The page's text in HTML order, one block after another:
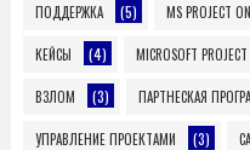
ПОДДЕРЖКА (5) MS PROJECT
КЕЙСЫ (4) MICROSOFT PROJECT
ВЗЛОМ (3) ПАРТНЕСКАЯ
УПРАВЛЕНИЕ ПРОЕКТАМИ (3)